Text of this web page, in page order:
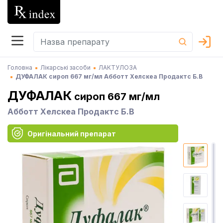
Головна Лікарські засоби
ЛАКТУЛОЗА
ДУФАЛАК сироп 667 мг/мл Абботт Хелскеа Продактс Б.В
ДУФАЛАК сироп 667 мг/мл
Абботт Хелскеа Продактс Б.В
Оригінальний препарат